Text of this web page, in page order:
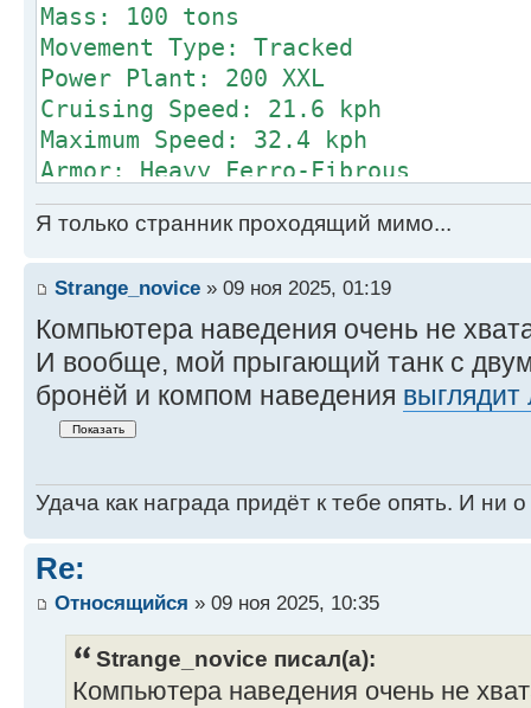
Power
Armor Factor (Heavy
Internal
Structure
Front 10
R/L Side 10/10
Rear 10
Turret 10
Weapons
and Ammo
9 Ultra AC/2
Micro Pulse
Anti-Missile System
CASE
Ultra AC/2 Ammo
Mass: 100 tons
Movement Type: Tracked
Power Plant: 200 XXL
Cruising Speed: 21.6 kph
Maximum Speed: 32.4 kph
Armor: Heavy Ferro-Fibrous
Armament:
2 ER Micro Laser
10 Ultra AC/2
Manufacturer: Unknown
Primary Factory: Unknown
Communication System: Unknown
Targeting & Tracking System:
Introduction Year: 3145
Tech Rating/Availability: F/X-X-X-
Cost: 57,073,333 C-bills
Type: New
Technology Base: Mixed
Movement Type: Tracked
Tonnage: 100
Battle Value: 1,373
Я только странник проходящий мимо...
Strange_novice » 09 ноя 2025, 01:19
Компьютера наведения очень не
И вообще, мой прыгающий танк с
бронёй и компом наведения
Удача как награда придёт к тебе опять. И ни
Re:
Относящийся » 09 ноя 2025, 10:35
Strange_novice писал(а):
Компьютера наведения очень не